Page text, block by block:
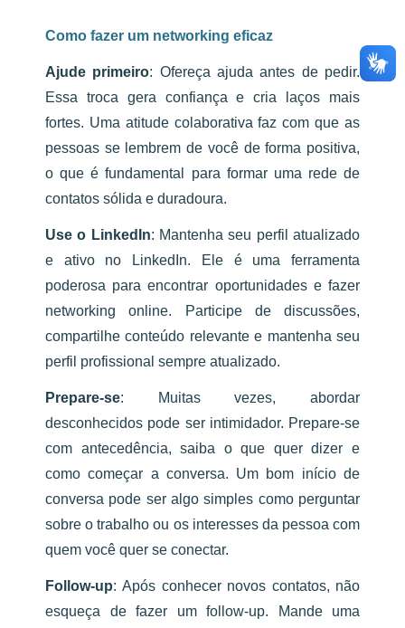
Como fazer um networking eficaz
Ajude primeiro: Ofereça ajuda antes de pedir.
Essa troca gera confiança e cria laços mais
fortes. Uma atitude colaborativa faz com que as
pessoas se lembrem de você de forma positiva,
o que é fundamental para formar uma rede de
contatos sólida e duradoura.
Use o LinkedIn: Mantenha seu perfil atualizado
e ativo no LinkedIn. Ele é uma ferramenta
poderosa para encontrar oportunidades e fazer
networking online. Participe de discussões,
compartilhe conteúdo relevante e mantenha seu
perfil profissional sempre atualizado.
Prepare-se:
Muitas vezes, abordar
desconhecidos pode ser intimidador. Prepare-se
com antecedência, saiba o que quer dizer e
como começar a conversa. Um bom início de
conversa pode ser algo simples como perguntar
sobre o trabalho ou os interesses da pessoa com
quem você quer se conectar.
Follow-up: Após conhecer novos contatos, não
esqueça de fazer um follow-up. Mande uma